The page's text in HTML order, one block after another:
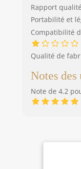
Rapport
Portabilité et
Compatibilité
Qualité de
Notes
Note de 4.2